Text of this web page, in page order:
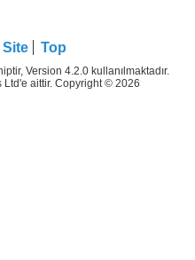
Site Top
Version 4.2.0 kullanılmaktadır.
Ltd'e aittir. Copyright © 2026